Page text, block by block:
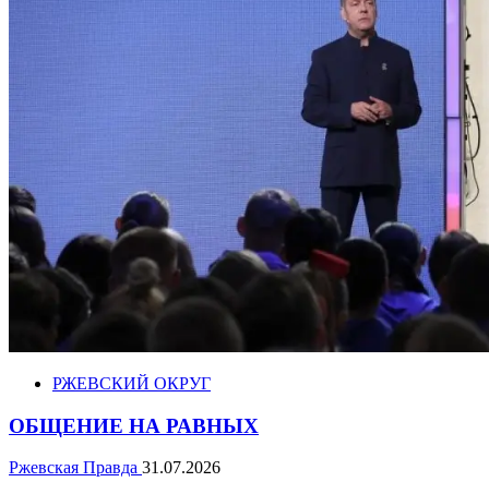
РЖЕВСКИЙ ОКРУГ
ОБЩЕНИЕ НА РАВНЫХ
Ржевская Правда 31.07.2026